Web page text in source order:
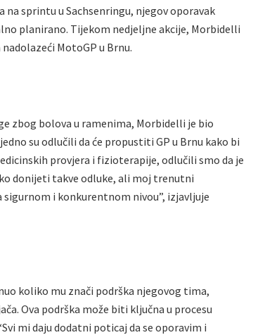
sprintu u Sachsenringu, njegov oporavak
planirano. Tijekom nedjeljne akcije, Morbidelli
MotoGP u Brnu.
zbog bolova u ramenima, Morbidelli je bio
su odlučili da će propustiti GP u Brnu kako bi
provjera i fizioterapije, odlučili smo da je
donijeti takve odluke, ali moj trenutni
i konkurentnom nivou”, izjavljuje
koliko mu znači podrška njegovog tima,
Ova podrška može biti ključna u procesu
mi daju dodatni poticaj da se oporavim i